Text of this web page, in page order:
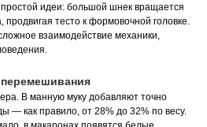
идеи: большой шнек вращается
продвигая тесто к формовочной головке.
взаимодействие механики,
В манную муку добавляют точно
— как правило, от 28% до 32% по весу.